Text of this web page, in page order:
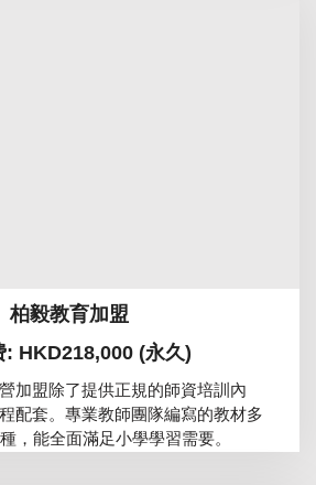
柏毅教育加盟
: HKD218,000 (永久)
加盟除了提供正規的師資培訓內
配套。專業教師團隊編寫的教材多
，能全面滿足小學學習需要。